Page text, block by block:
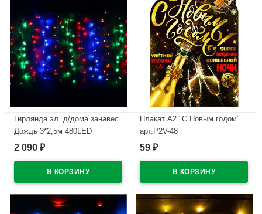
Гирлянда эл. д/дома занавес
Дождь 3*2,5м 480LED
цв.мульти (с.провод) арт.138-
2 090 ₽
Плакат А2 "С Новым годом"
арт.P2V-48
В наличии
59 ₽